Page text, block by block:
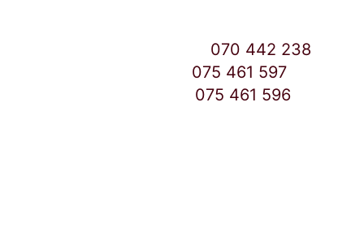
070 442 238
075 461 597
075 461 596